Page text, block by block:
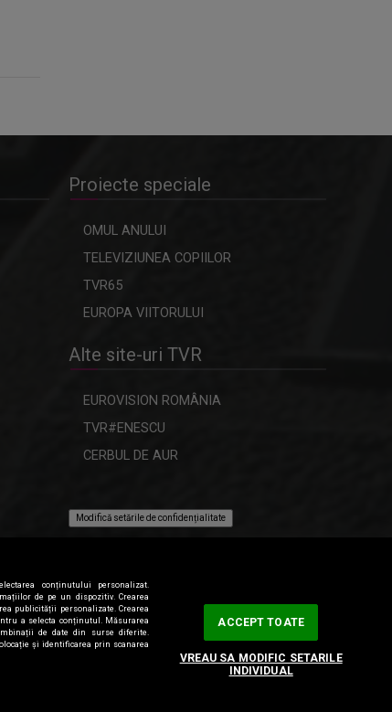
Proiecte speciale
OMUL ANULUI
TELEVIZIUNEA COPIILOR
TVR65
EUROPA VIITORULUI
Alte site-uri TVR
EUROVISION ROMÂNIA
TVR#ENESCU
CERBUL DE AUR
Modifică setările de confidențialitate
conținutului personalizat.
de pe un dispozitiv. Crearea
publicității personalizate. Crearea
a selecta conținutul. Măsurarea
de date din surse diferite.
și identificarea prin scanarea
ACCEPT TOATE
VREAU SA MODIFIC SETARILE
INDIVIDUAL